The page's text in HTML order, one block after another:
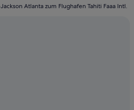
Atlanta zum Flughafen Tahiti Faaa Intl.